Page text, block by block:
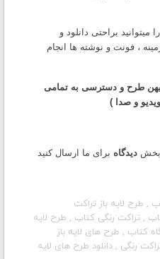
براحتی دانلود و
، فونت و نوشته ها انجام
میهن طرح و دسترسی به تمامی
و صدا )
بخش دیدگاه برای ما ارسال کنید
, طرح لایه باز تراکت
, تراکت رنگی کتاب , طرح لایه
کتاب , طرح های لایه باز
رنگی , دانلود طرح های لایه